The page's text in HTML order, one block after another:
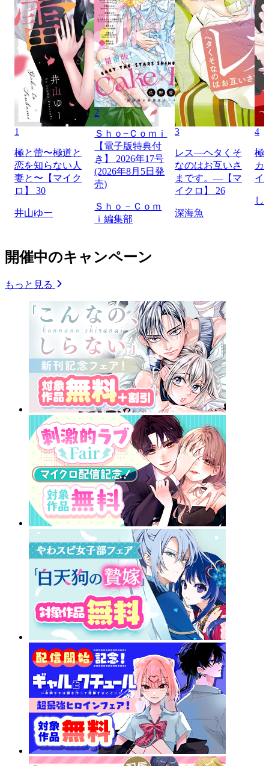
1
極と蕾〜極道と
恋を知らない人
妻と〜【マイク
ロ】 30
井山ゆー
2
Ｓｈｏ−Ｃｏｍｉ
【電子版特典付
き】 2026年17号
(2026年8月5日発
売)
Ｓｈｏ－Ｃｏｍ
ｉ編集部
3
レス―ヘタくそ
なのはお互いさ
まです。―【マ
イクロ】 26
深海魚
4
極
カ
イ
し
開催中のキャンペーン
もっと見る